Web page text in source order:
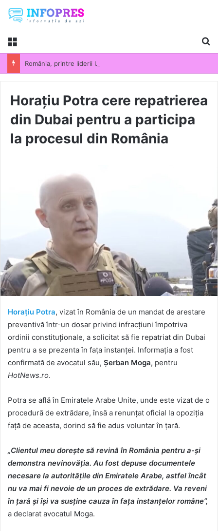
Menu
Horațiu Potra cere repatrierea
din Dubai pentru a participa
la procesul din România
Horațiu Potra, vizat în România de un mandat de arestare
preventivă într-un dosar privind infracțiuni împotriva
ordinii constituționale, a solicitat să fie repatriat din Dubai
pentru a se prezenta în fața instanței. Informația a fost
confirmată de avocatul său, Șerban Moga, pentru
HotNews.ro.
Potra se află în Emiratele Arabe Unite, unde este vizat de o
procedură de extrădare, însă a renunțat oficial la opoziția
față de aceasta, dorind să fie adus voluntar în țară.
„Clientul meu dorește să revină în România pentru a-și
demonstra nevinovăția. Au fost depuse documentele
necesare la autoritățile din Emiratele Arabe, astfel încât
nu va mai fi nevoie de un proces de extrădare. Va reveni
în țară și își va susține cauza în fața instanțelor române”,
a declarat avocatul Moga.